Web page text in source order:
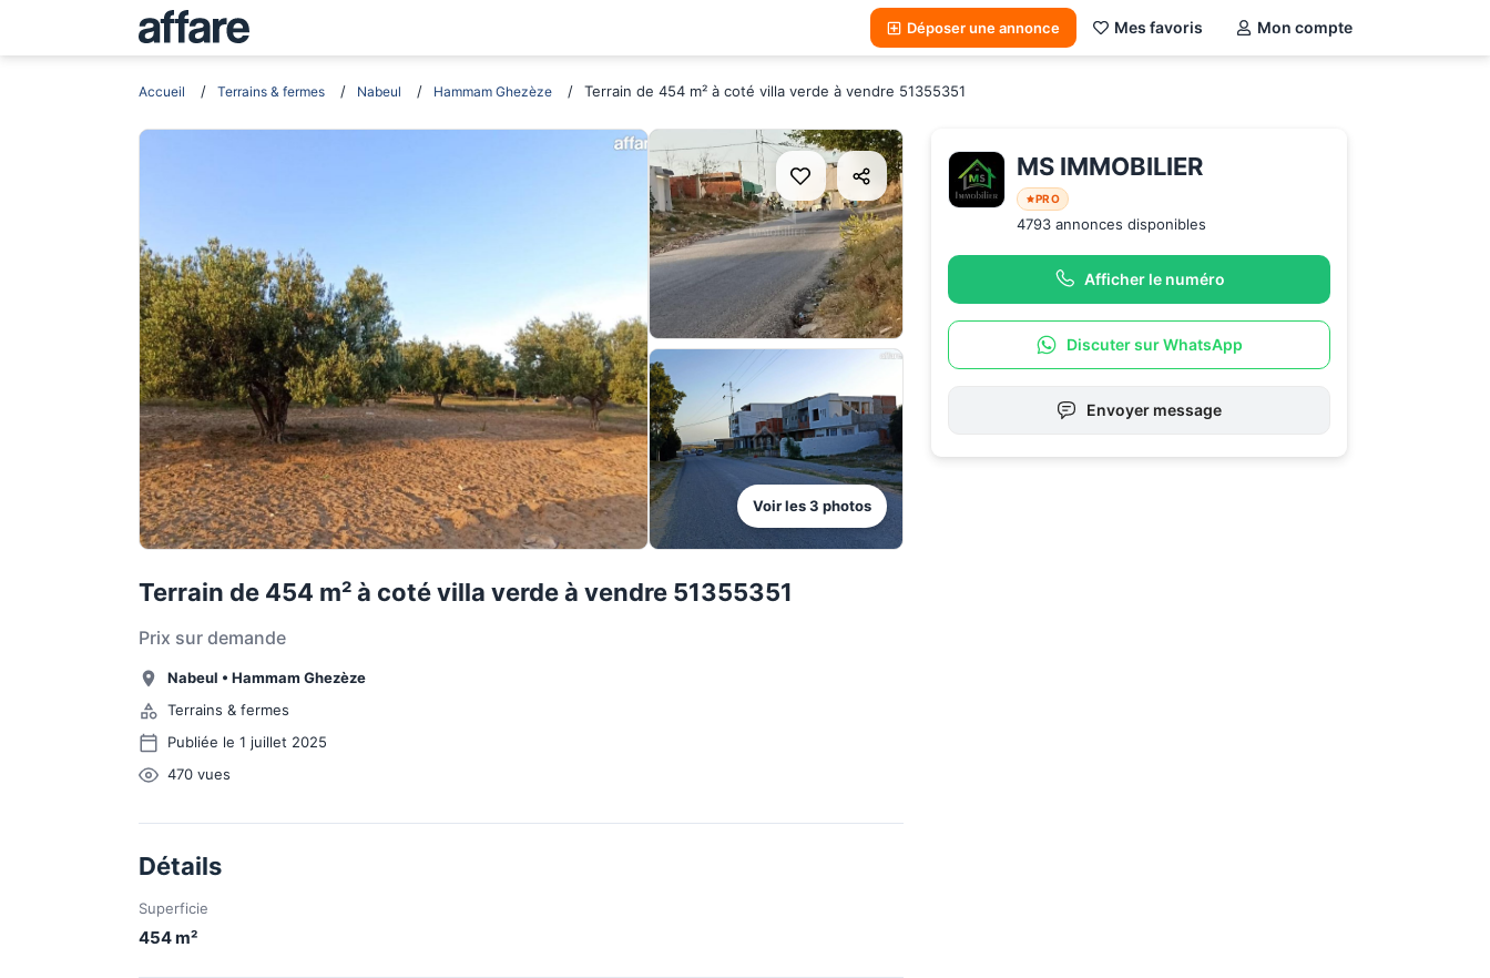
Déposer une annonce Mes favoris Mon compte
Accueil Terrains & fermes Nabeul Hammam Ghezèze Terrain de 454 m² à coté villa verde à vendre 51355351
Voir les3 photos
Terrain de 454 m² à coté villa verde à vendre 51355351
Prix sur demande
Nabeul • Hammam Ghezèze
Terrains & fermes
Publiée le 1 juillet 2025
470vues
Détails
Superficie
454m²
MS IMMOBILIER
PRO
4793 annonces disponibles
Afficher le numéro
Discuter sur WhatsApp
Envoyer message